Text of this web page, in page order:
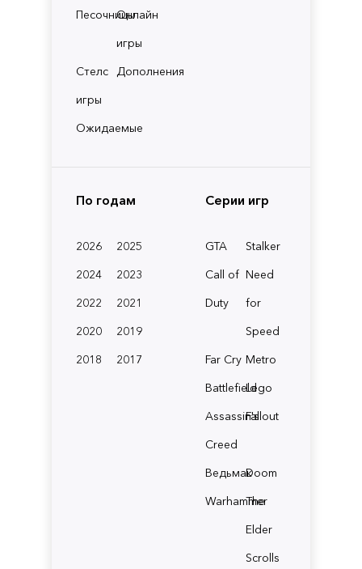
ПесочницыОнлайн
игры
Стелс
игры
Дополнения
Ожидаемые
По годам
2026
2025
2024
2023
2022
2021
2020
2019
2018
2017
Серии игр
GTA
Stalker
Call of
Duty
Need
for
Speed
Far Cry Metro
BattlefieldLego
Assassin's
Creed
Fallout
ВедьмакDoom
Warhammer
The
Elder
Scrolls